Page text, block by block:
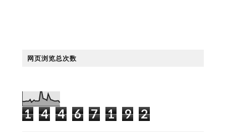
网页浏览总次数
1 4 4 6 7 1 9 2